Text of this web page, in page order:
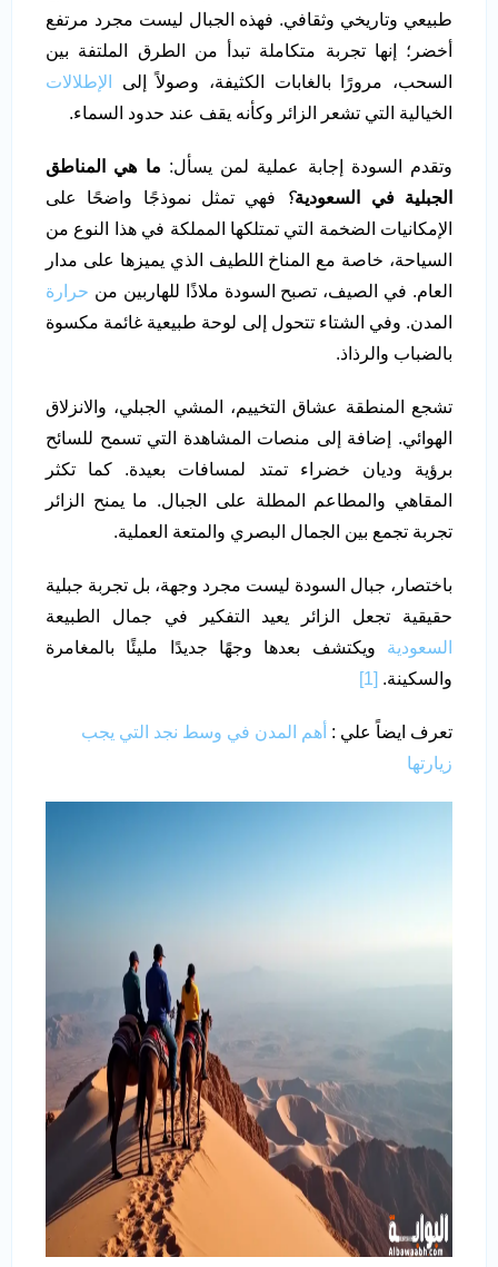
طبيعي وتاريخي وثقافي. فهذه الجبال ليست مجرد مرتفع
أخضر؛ إنها تجربة متكاملة تبدأ من الطرق الملتفة بين
السحب، مرورًا بالغابات الكثيفة، وصولاً إلى
الإطلالات
الخيالية التي تشعر الزائر وكأنه يقف عند حدود السماء.
وتقدم السودة إجابة عملية لمن يسأل: ما هي المناطق
الجبلية في السعودية؟
فهي تمثل نموذجًا واضحًا على
الإمكانيات الضخمة التي تمتلكها المملكة في هذا النوع من
السياحة، خاصة مع المناخ اللطيف الذي يميزها على مدار
العام. في الصيف، تصبح السودة ملاذًا للهاربين من حرارة
المدن. وفي الشتاء تتحول إلى لوحة طبيعية غائمة مكسوة
بالضباب والرذاذ.
تشجع المنطقة عشاق التخييم، المشي الجبلي، والانزلاق
الهوائي. إضافة إلى منصات المشاهدة التي تسمح للسائح
برؤية وديان خضراء تمتد لمسافات بعيدة. كما تكثر
المقاهي والمطاعم المطلة على الجبال. ما يمنح الزائر
تجربة تجمع بين الجمال البصري والمتعة العملية.
باختصار، جبال السودة ليست مجرد وجهة، بل تجربة جبلية
حقيقية تجعل الزائر يعيد التفكير في جمال الطبيعة
السعودية ويكتشف بعدها وجهًا جديدًا مليئًا بالمغامرة
والسكينة. [1]
تعرف ايضاً علي : أهم المدن في وسط نجد التي يجب
زيارتها